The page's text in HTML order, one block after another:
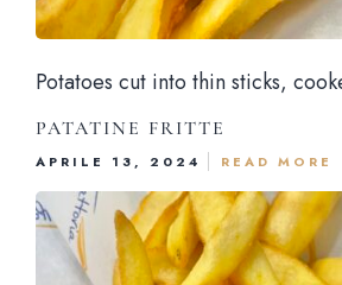
Potatoes cut into thin sticks,
PATATINE FRITTE
APRILE 13, 2024 READ MORE